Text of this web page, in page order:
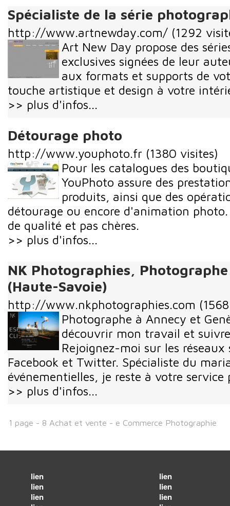
Spécialiste de la série
http://www.artnewday.com/ (1292
Art New Day propose des
exclusives signées de leur
aux formats et supports de
touche artistique et design à votre
>> plus d'infos...
Détourage photo
http://www.youphoto.fr (1380 visites)
Pour les catalogues des
YouPhoto assure des
produits, ainsi que des
détourage ou encore d'animation
de qualité et pas chères.
>> plus d'infos...
NK Photographies,
(Haute-Savoie)
http://www.nkphotographies.com
Photographe à Annecy et
découvrir mon travail et
Rejoignez-moi sur les
Facebook et Twitter. Spécialiste du
événementielles, je reste à votre service
>> plus d'infos...
1 page - 8 Achat et vente - e Commerce Photographie
lien
lien
lien
lien
lien
lien